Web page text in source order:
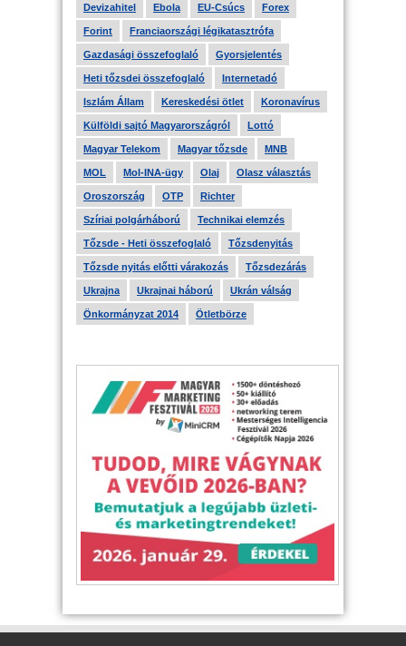
Devizahitel Ebola EU-Csúcs Forex
Forint Franciaországi légikatasztrófa
Gazdasági összefoglaló Gyorsjelentés
Heti tőzsdei összefoglaló Internetadó
Iszlám Állam Kereskedési ötlet Koronavírus
Külföldi sajtó Magyarországról Lottó
Magyar Telekom Magyar tőzsde MNB
MOL Mol-INA-ügy Olaj Olasz választás
Oroszország OTP Richter
Szíriai polgárháború Technikai elemzés
Tőzsde - Heti összefoglaló Tőzsdenyitás
Tőzsde nyitás előtti várakozás Tőzsdezárás
Ukrajna Ukrajnai háború Ukrán válság
Önkormányzat 2014 Ötletbörze